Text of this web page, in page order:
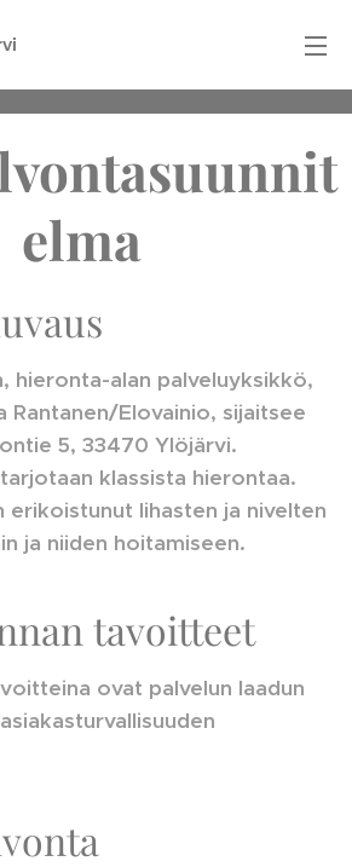
elma
hieronta-alan palveluyksikkö,
Rantanen/Elovainio, sijaitsee
5, 33470 Ylöjärvi.
klassista hierontaa.
erikoistunut lihasten ja nivelten
ja niiden hoitamiseen.
tavoitteet
ovat palvelun laadun